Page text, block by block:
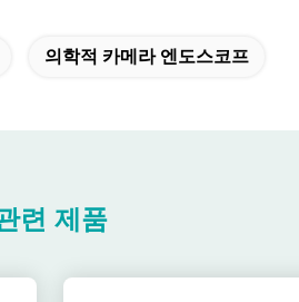
의학적 카메라 엔도스코프
련 제품